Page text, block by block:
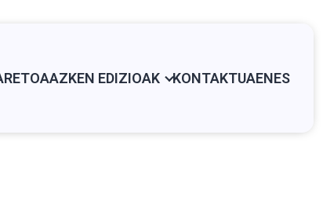
AZKEN EDIZIOAK KONTAKTUAENES